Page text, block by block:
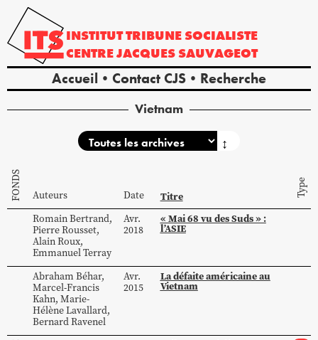
INSTITUTTRIBUNE SOCIALISTE
CENTREJACQUES SAUVAGEOT
Accueil Contact CJS Recherche
Vietnam
↕
FONDS Auteurs Date Titre Type
RomainBertrand,
PierreRousset,
AlainRoux,
EmmanuelTerray
Avr.
2018
« Mai 68 vu des Suds » :
l’ASIE
Abraham Béhar,
Marcel-Francis
Kahn, Marie-
HélèneLavallard,
BernardRavenel
Avr.
2015
La défaite américaine au
Vietnam